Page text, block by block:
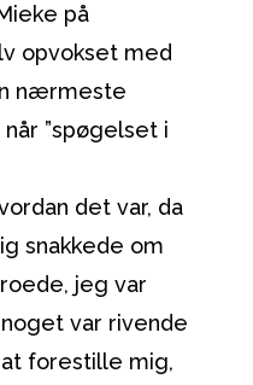
på
opvokset med
nærmeste
”spøgelset i
det var, da
snakkede om
jeg var
var rivende
forestille mig,